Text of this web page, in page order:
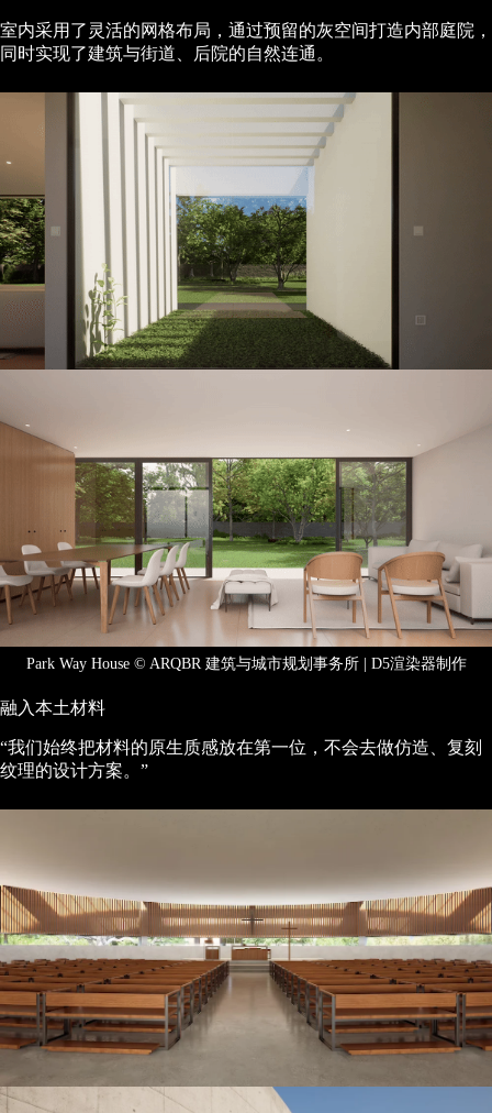
室内采用了灵活的网格布局，通过预留的灰空间打造内部庭院，
同时实现了建筑与街道、后院的自然连通。
Park Way House © ARQBR 建筑与城市规划事务所 | D5渲染器制作
融入本土材料
“我们始终把材料的原生质感放在第一位，不会去做仿造、复刻
纹理的设计方案。”